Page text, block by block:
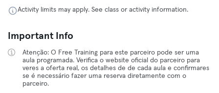
Activity limits may apply. See class or activity information.
Important Info
Atenção: O Free Training para este parceiro pode ser uma
aula programada. Verifica o website oficial do parceiro para
veres a oferta real, os detalhes de de cada aula e confirmares
se é necessário fazer uma reserva diretamente com o
parceiro.